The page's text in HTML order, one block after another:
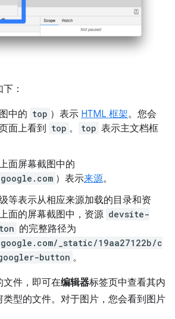
：
中的 top ）表示 HTML 框架。您会
面上看到 top 。 top 表示主文档框
面屏幕截图中的
）表示来源。
等表示从相应来源加载的目录和资
面的屏幕截图中，资源 devsite-
的完整路径为
_static/19aa27122b/c
button 。
文件，即可在编辑器标签页中查看其内
型的文件。对于图片，您会看到图片